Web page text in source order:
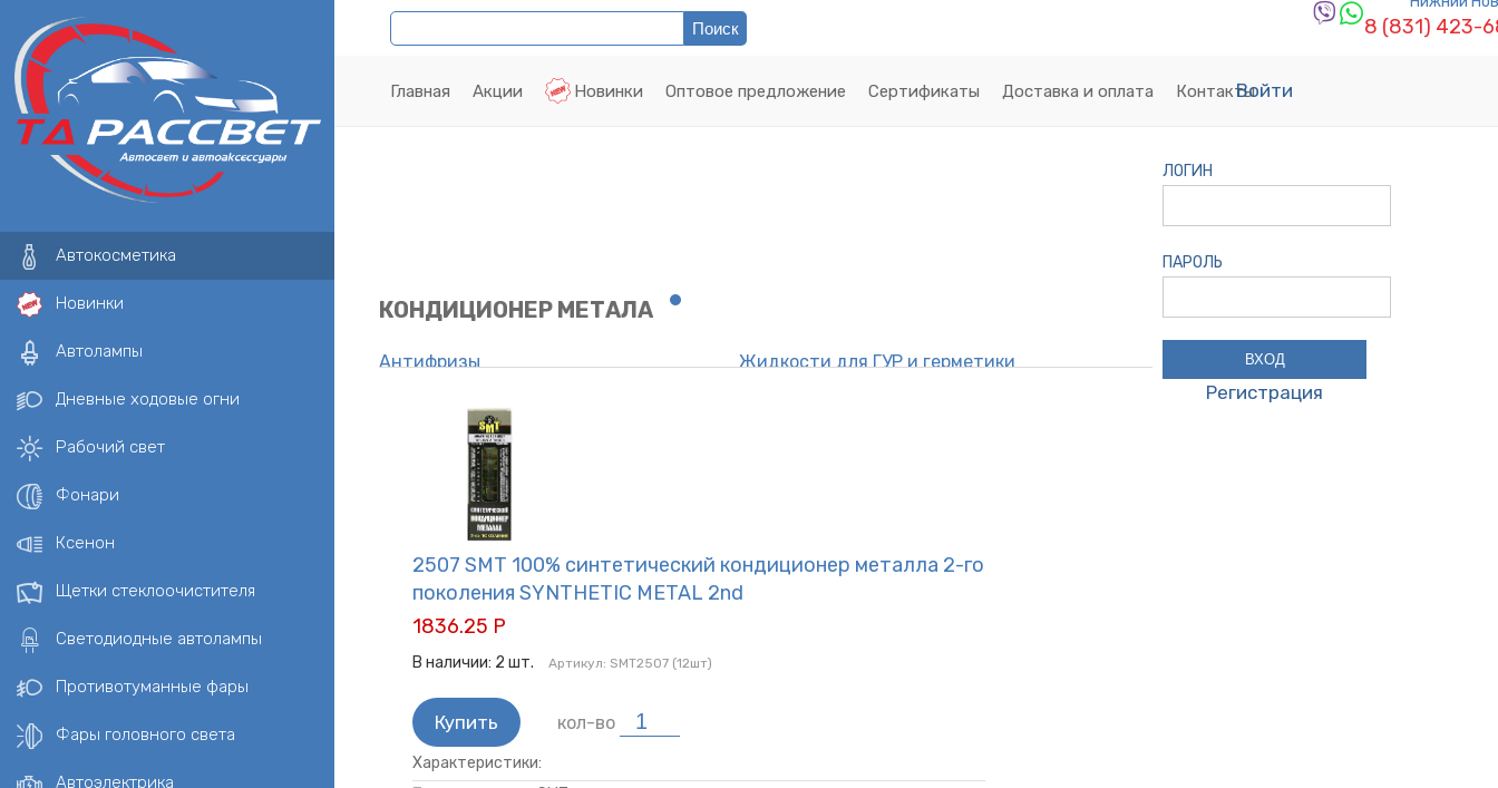
Автокосметика
Новинки
Автолампы
Дневные ходовые огни
Рабочий свет
Фонари
Ксенон
Щетки стеклоочистителя
Светодиодные автолампы
Противотуманные фары
Фары головного света
Автоэлектрика
8 (831) 423-
Главная Акции Новинки Оптовое предложение Сертификаты Доставка и оплата КонтактыВойти
ЛОГИН
ПАРОЛЬ
Регистрация
КОНДИЦИОНЕР МЕТАЛА
Антифризы
Жидкости для ГУР и герметики
Присадки к двигателю
Кондиционер метала
Химчистка, Шампуни, Полироли,
Реставраторы, Губки
Зимняя автохимия
2507 SMT 100% cинтетический кондиционер металла 2-го
поколения SYNTHETIC METAL 2nd
1836.25 Р
В наличии: 2 шт. Артикул: SMT2507 (12шт)
Купить кол-во
Характеристики: